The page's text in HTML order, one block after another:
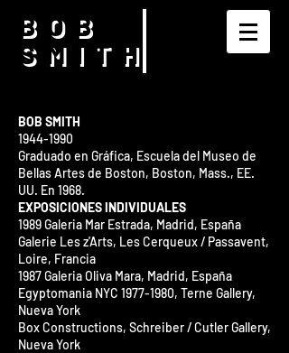
BOB
SMITH
BOB SMITH
1944-1990
Graduado en Gráfica, Escuela del Museo de
Bellas Artes de Boston, Boston, Mass., EE.
UU. En 1968.
EXPOSICIONES INDIVIDUALES
1989 Galeria Mar Estrada, Madrid, España
Galerie Les z'Arts, Les Cerqueux / Passavent,
Loire, Francia
1987 Galeria Oliva Mara, Madrid, España
Egyptomania NYC 1977-1980, Terne Gallery,
Nueva York
Box Constructions, Schreiber / Cutler Gallery,
Nueva York